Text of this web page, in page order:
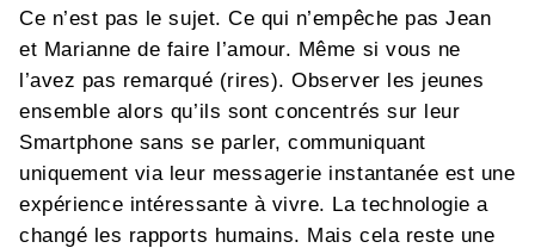
Ce n’est pas le sujet. Ce qui n’empêche pas Jean
et Marianne de faire l’amour. Même si vous ne
l’avez pas remarqué (rires). Observer les jeunes
ensemble alors qu’ils sont concentrés sur leur
Smartphone sans se parler, communiquant
uniquement via leur messagerie instantanée est une
expérience intéressante à vivre. La technologie a
changé les rapports humains. Mais cela reste une